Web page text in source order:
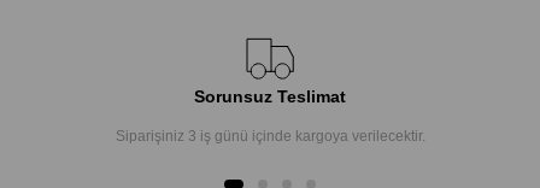
Sorunsuz Teslimat
Siparişiniz 3 iş günü içinde kargoya verilecektir.